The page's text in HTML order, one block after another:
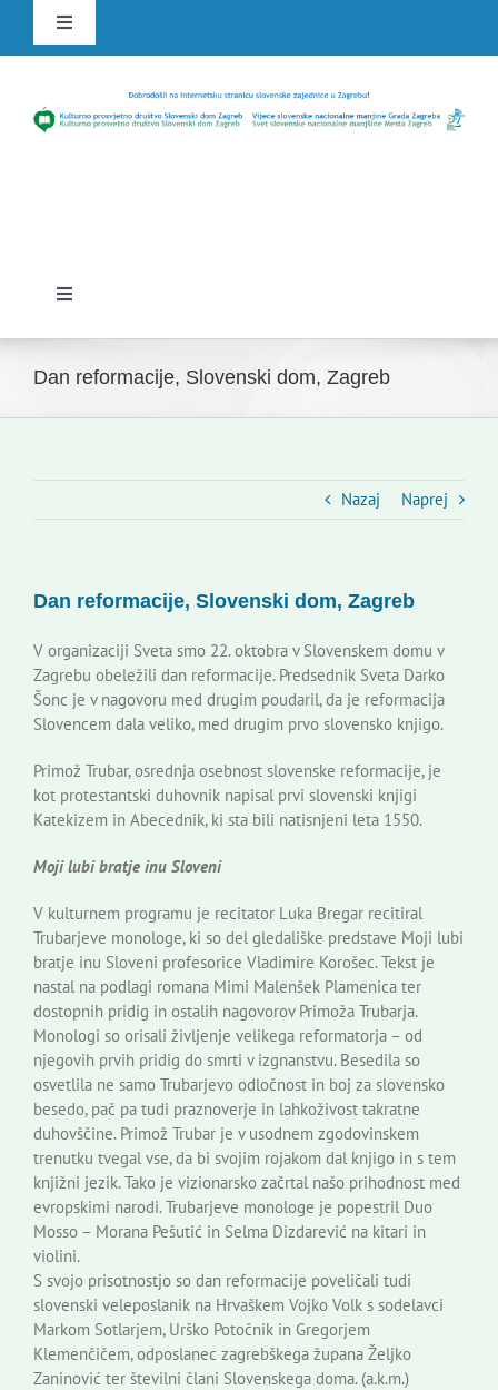
content
Toggle
Navigation
Toggle
Novice
Kontakti
Novi odmev – naše glasilo
Založništvo
Koristne informacije
Dan reformacije, Slovenski dom, Zagreb
Nazaj Naprej
Dan reformacije, Slovenski dom, Zagreb
V organizaciji Sveta smo 22. oktobra v Slovenskem domu v
Zagrebu obeležili dan reformacije. Predsednik Sveta Darko
Šonc je v nagovoru med drugim poudaril, da je reformacija
Slovencem dala veliko, med drugim prvo slovensko knjigo.
Primož Trubar, osrednja osebnost slovenske reformacije, je
kot protestantski duhovnik napisal prvi slovenski knjigi
Katekizem in Abecednik, ki sta bili natisnjeni leta 1550.
Moji lubi bratje inu Sloveni
V kulturnem programu je recitator Luka Bregar recitiral
Trubarjeve monologe, ki so del gledališke predstave Moji lubi
bratje inu Sloveni profesorice Vladimire Korošec. Tekst je
nastal na podlagi romana Mimi Malenšek Plamenica ter
dostopnih pridig in ostalih nagovorov Primoža Trubarja.
Monologi so orisali življenje velikega reformatorja – od
njegovih prvih pridig do smrti v izgnanstvu. Besedila so
osvetlila ne samo Trubarjevo odločnost in boj za slovensko
besedo, pač pa tudi praznoverje in lahkoživost takratne
duhovščine. Primož Trubar je v usodnem zgodovinskem
trenutku tvegal vse, da bi svojim rojakom dal knjigo in s tem
knjižni jezik. Tako je vizionarsko začrtal našo prihodnost med
evropskimi narodi. Trubarjeve monologe je popestril Duo
Mosso – Morana Pešutić in Selma Dizdarević na kitari in
violini.
S svojo prisotnostjo so dan reformacije poveličali tudi
slovenski veleposlanik na Hrvaškem Vojko Volk s sodelavci
Markom Sotlarjem, Urško Potočnik in Gregorjem
Klemenčičem, odposlanec zagrebškega župana Željko
Zaninović ter številni člani Slovenskega doma. (a.k.m.)